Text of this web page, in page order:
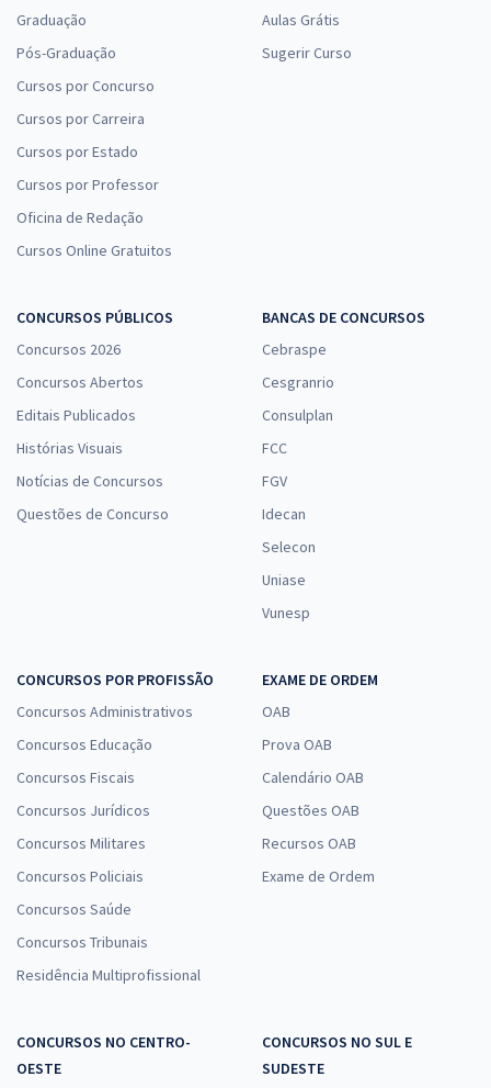
Graduação
Pós-Graduação
Cursos por Concurso
Cursos por Carreira
Cursos por Estado
Cursos por Professor
Oficina de Redação
Cursos Online Gratuitos
Aulas Grátis
Sugerir Curso
CONCURSOS PÚBLICOS
Concursos 2026
Concursos Abertos
Editais Publicados
Histórias Visuais
Notícias de Concursos
Questões de Concurso
BANCAS DE CONCURSOS
Cebraspe
Cesgranrio
Consulplan
FCC
FGV
Idecan
Selecon
Uniase
Vunesp
CONCURSOS POR PROFISSÃO
Concursos Administrativos
Concursos Educação
Concursos Fiscais
Concursos Jurídicos
Concursos Militares
Concursos Policiais
Concursos Saúde
Concursos Tribunais
Residência Multiprofissional
EXAME DE ORDEM
OAB
Prova OAB
Calendário OAB
Questões OAB
Recursos OAB
Exame de Ordem
CONCURSOS NO CENTRO-
OESTE
CONCURSOS NO SUL E
SUDESTE